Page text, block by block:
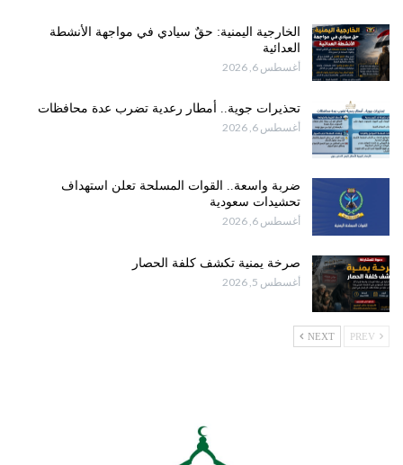
الخارجية اليمنية: حقٌ سيادي في مواجهة الأنشطة
العدائية
أغسطس 6, 2026
تحذيرات جوية.. أمطار رعدية تضرب عدة محافظات
أغسطس 6, 2026
ضربة واسعة.. القوات المسلحة تعلن استهداف
تحشيدات سعودية
أغسطس 6, 2026
صرخة يمنية تكشف كلفة الحصار
أغسطس 5, 2026
NEXT